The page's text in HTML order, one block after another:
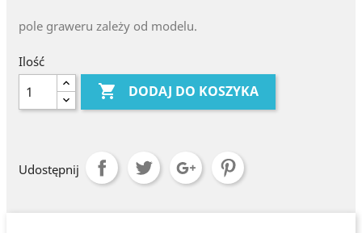
pole graweru zależy od modelu.
Ilość
 DODAJ DO KOSZYKA
Udostępnij